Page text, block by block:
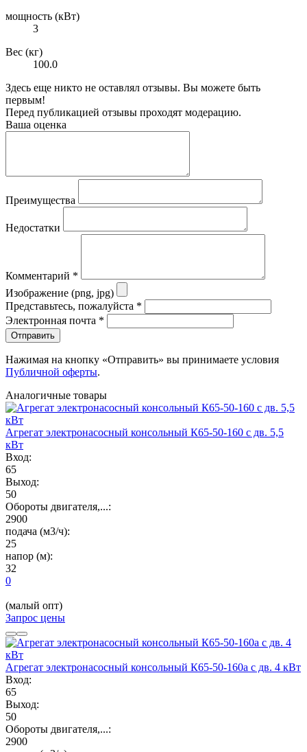
мощность (кВт)
3
Вес (кг)
100.0
Здесь еще никто не оставлял отзывы. Вы можете быть
первым!
Перед публикацией отзывы проходят модерацию.
Ваша оценка
Преимущества
Недостатки
Комментарий *
Изображение (png, jpg)
Представьтесь, пожалуйста *
Электронная почта *
Отправить
Нажимая на кнопку «Отправить» вы принимаете условия
Публичной оферты.
Аналогичные товары
Агрегат электронасосный консольный К65-50-160 с дв. 5,5
кВт
Вход:
65
Выход:
50
Обороты двигателя,...:
2900
подача (м3/ч):
25
напор (м):
32
0
(малый опт)
Запрос цены
Агрегат электронасосный консольный К65-50-160а с дв. 4 кВт
Вход:
65
Выход:
50
Обороты двигателя,...:
2900